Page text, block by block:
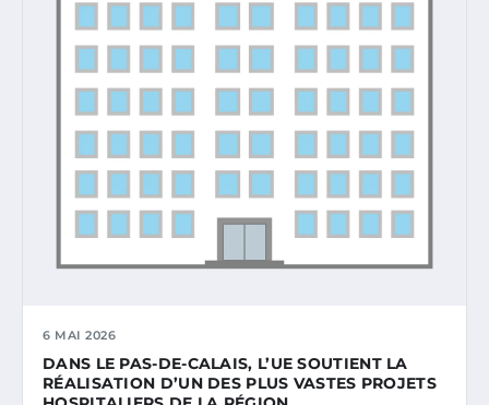
6 MAI 2026
DANS LE PAS-DE-CALAIS, L’UE SOUTIENT LA
RÉALISATION D’UN DES PLUS VASTES PROJETS